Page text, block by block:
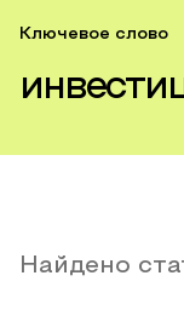
Ключевое слово
Найдено